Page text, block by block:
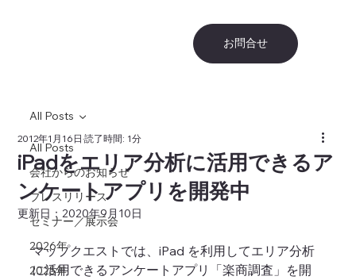
お問合せ
All Posts
会社からのお知らせ
プレスリリース
セミナー／展示会
2026年
2025年
All Posts
iPadをエリア分析に活用できるア
ンケートアプリを開発中
2012年1月16日読了時間: 1分
更新日：2020年9月10日
マップクエストでは、iPad を利用してエリア分析
に活用できるアンケートアプリ「楽商調査」を開